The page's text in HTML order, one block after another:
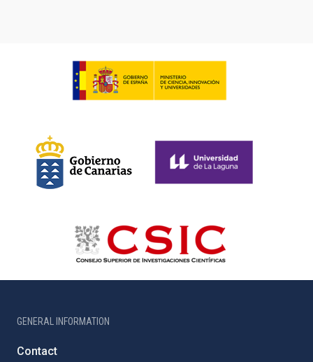
GENERAL INFORMATION
Contact